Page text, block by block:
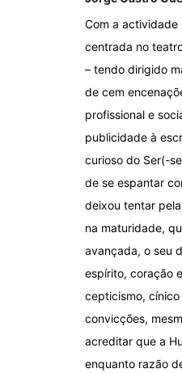
Com a actividade
centrada no
– tendo dirigido
de cem
profissional e
publicidade à
curioso do Ser(-
de se espantar
deixou tentar
na maturidade,
avançada, o seu
espírito, coração
cepticismo,
convicções,
acreditar que a
enquanto razão